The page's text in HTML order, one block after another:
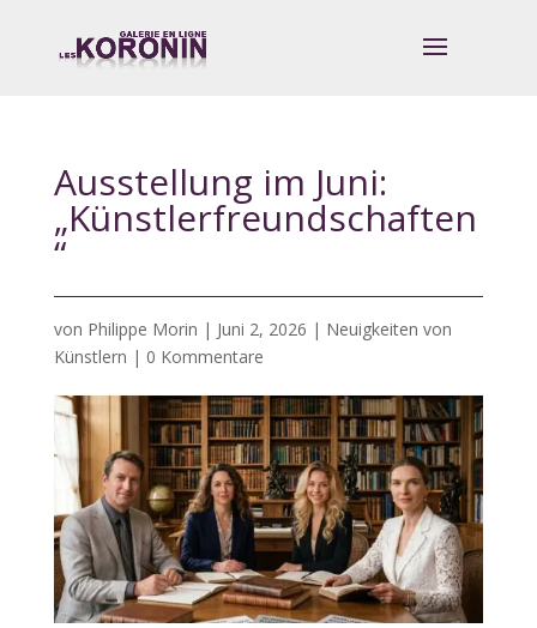
Ausstellung im Juni:
„Künstlerfreundschaften
“
von Philippe Morin | Juni 2, 2026 | Neuigkeiten von
Künstlern | 0 Kommentare